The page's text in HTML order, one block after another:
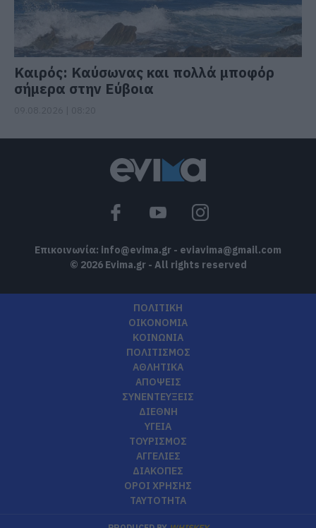
Καιρός: Καύσωνας και πολλά μποφόρ
σήμερα στην Εύβοια
Επικοινωνία: info@evima.gr - eviavima@gmail.com
© 2026 Evima.gr - All rights reserved
ΠΟΛΙΤΙΚΗ
ΟΙΚΟΝΟΜΙΑ
ΚΟΙΝΩΝΙΑ
ΠΟΛΙΤΙΣΜΟΣ
ΑΘΛΗΤΙΚΑ
ΑΠΟΨΕΙΣ
ΣΥΝΕΝΤΕΥΞΕΙΣ
ΔΙΕΘΝΗ
ΥΓΕΙΑ
ΤΟΥΡΙΣΜΟΣ
ΑΓΓΕΛΙΕΣ
ΔΙΑΚΟΠΕΣ
ΟΡΟΙ ΧΡΗΣΗΣ
ΤΑΥΤΟΤΗΤΑ